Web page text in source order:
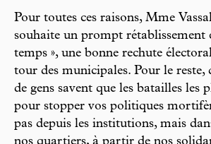
Pour toutes ces raisons, Mme
souhaite un prompt rétablissement
temps », une bonne rechute
tour des municipales. Pour le reste,
de gens savent que les batailles les
pour stopper vos politiques
pas depuis les institutions, mais